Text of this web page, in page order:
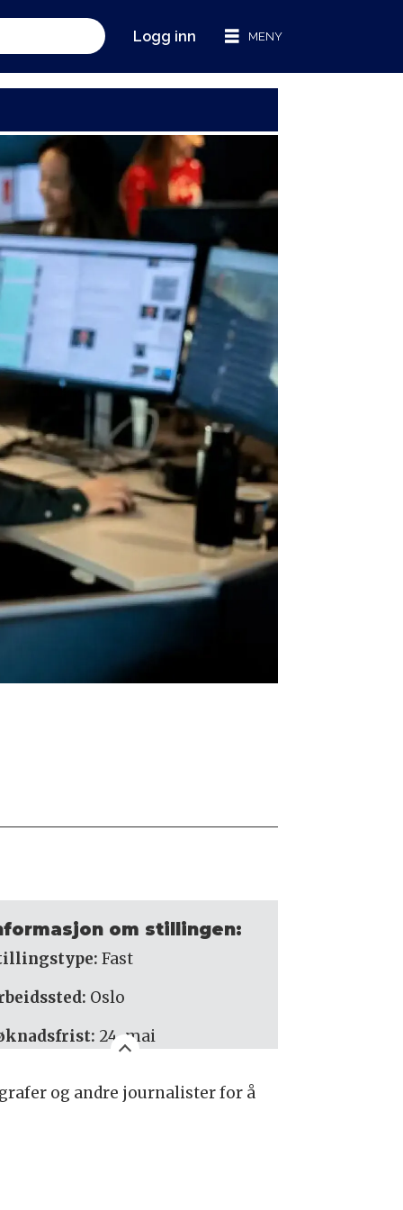
Logg inn
om stillingen:
Fast
Oslo
24. mai
og andre journalister for å